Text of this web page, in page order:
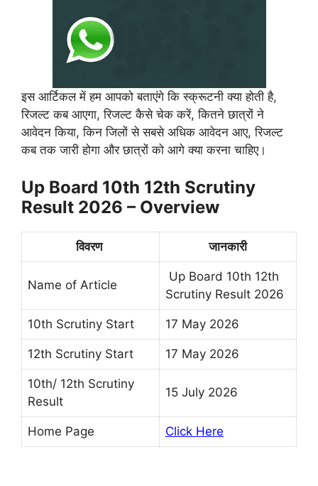
इस आर्टिकल में हम आपको बताएंगे कि स्क्रूटनी क्या होती है,
रिजल्ट कब आएगा, रिजल्ट कैसे चेक करें, कितने छात्रों ने
आवेदन किया, किन जिलों से सबसे अधिक आवेदन आए, रिजल्ट
कब तक जारी होगा और छात्रों को आगे क्या करना चाहिए।
Up Board 10th 12th Scrutiny
Result 2026 – Overview
विवरण जानकारी
Name of Article
Up Board 10th 12th
Scrutiny Result 2026
10th Scrutiny Start 17 May 2026
12th Scrutiny Start 17 May 2026
10th/ 12th Scrutiny
Result
15 July 2026
Home Page Click Here